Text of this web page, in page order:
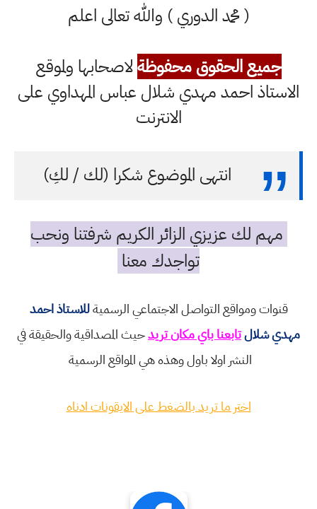
( محمد الدوري ) والله تعالى اعلم
جميع الحقوق محفوظةلاصحابها ولموقع
الاستاذ احمد مهدي شلال عباس المهداوي على
الانترنت
انتهى الموضوع شكرا (لك / لكِ)
مهم لك عزيزي الزائر الكريم شرفتنا ونحب
تواجدك معنا
قنوات ومواقع التواصل الاجتماعي الرسميةللاستاذ احمد
مهدي شلالتابعنا باي مكان تريدحيث المصداقية والحقيقة في
النشر اولا باول وهذه هي المواقع الرسمية
اختر ما تريد بالضغط على الايقونات ادناه